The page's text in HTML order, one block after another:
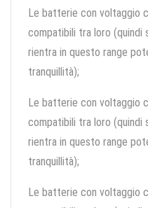
Le batterie con voltaggio
compatibili tra loro (quindi
rientra in questo range
tranquillità);
Le batterie con voltaggio
compatibili tra loro (quindi
rientra in questo range
tranquillità);
Le batterie con voltaggio